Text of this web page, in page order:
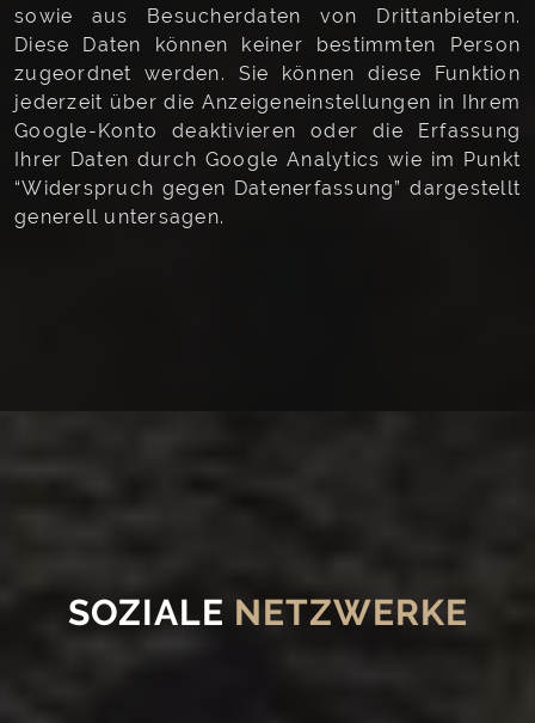
sowie aus Besucherdaten von Drittanbietern.
Diese Daten können keiner bestimmten Person
zugeordnet werden. Sie können diese Funktion
jederzeit über die Anzeigeneinstellungen in Ihrem
Google-Konto deaktivieren oder die Erfassung
Ihrer Daten durch Google Analytics wie im Punkt
“Widerspruch gegen Datenerfassung” dargestellt
generell untersagen.
SOZIALE NETZWERKE